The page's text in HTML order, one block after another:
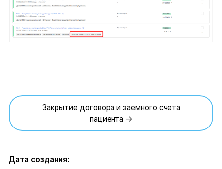
Закрытие договора и заемного счета
пациента →
Дата создания: